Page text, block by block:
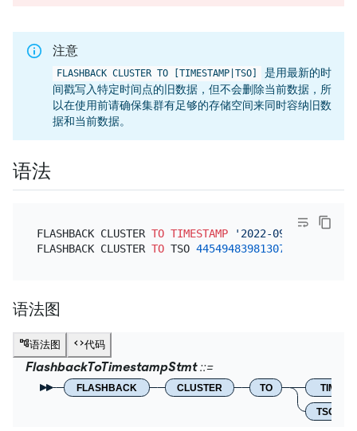
注意
FLASHBACK CLUSTER TO [TIMESTAMP|TSO]
是用最新的时
间戳写入特定时间点的旧数据，但不会删除当前数据，所
以在使用前请确保集群有足够的存储空间来同时容纳旧数
据和当前数据。
语法
FLASHBACK CLUSTER TO TIMESTAMP
'2022-09-21
FLASHBACK CLUSTER TO TSO 445494839813079041
语法图
语法图 代码
FlashbackToTimestampStmt
FLASHBACK CLUSTER TO
TSO